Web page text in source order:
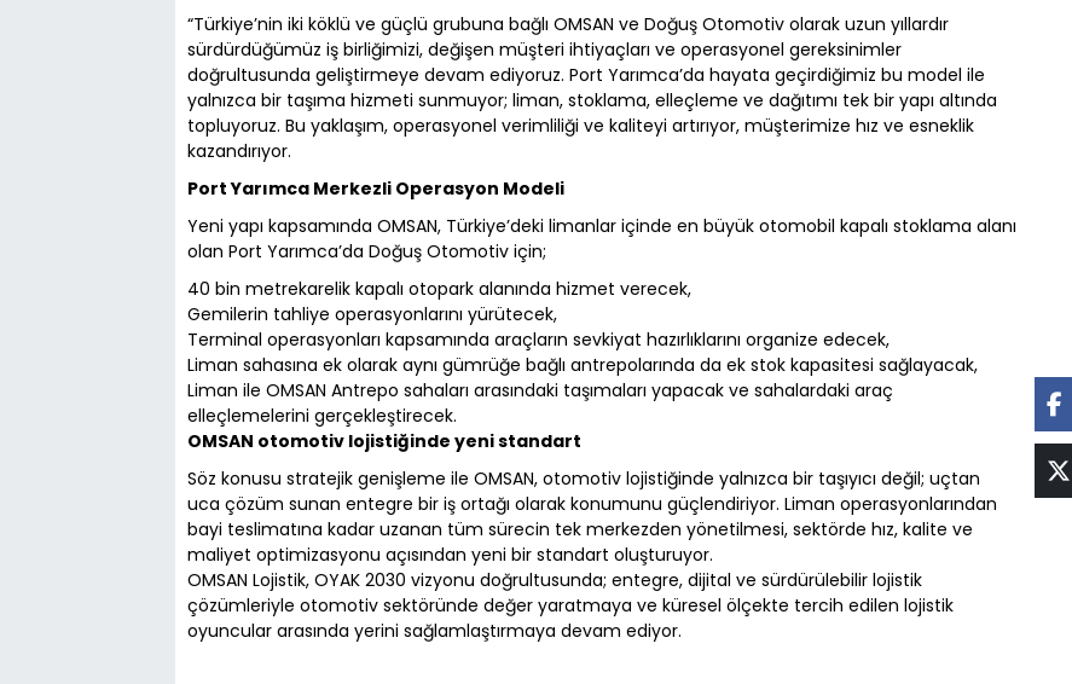
“Türkiye’nin iki köklü ve güçlü grubuna bağlı OMSAN ve Doğuş Otomotiv olarak uzun yıllardır
sürdürdüğümüz iş birliğimizi, değişen müşteri ihtiyaçları ve operasyonel gereksinimler
doğrultusunda geliştirmeye devam ediyoruz. Port Yarımca’da hayata geçirdiğimiz bu model ile
yalnızca bir taşıma hizmeti sunmuyor; liman, stoklama, elleçleme ve dağıtımı tek bir yapı altında
topluyoruz. Bu yaklaşım, operasyonel verimliliği ve kaliteyi artırıyor, müşterimize hız ve esneklik
kazandırıyor.
Port Yarımca Merkezli Operasyon Modeli
Yeni yapı kapsamında OMSAN, Türkiye’deki limanlar içinde en büyük otomobil kapalı stoklama alanı
olan Port Yarımca’da Doğuş Otomotiv için;
40 bin metrekarelik kapalı otopark alanında hizmet verecek,
Gemilerin tahliye operasyonlarını yürütecek,
Terminal operasyonları kapsamında araçların sevkiyat hazırlıklarını organize edecek,
Liman sahasına ek olarak aynı gümrüğe bağlı antrepolarında da ek stok kapasitesi sağlayacak,
Liman ile OMSAN Antrepo sahaları arasındaki taşımaları yapacak ve sahalardaki araç
elleçlemelerini gerçekleştirecek.
OMSAN otomotiv lojistiğinde yeni standart
Söz konusu stratejik genişleme ile OMSAN, otomotiv lojistiğinde yalnızca bir taşıyıcı değil; uçtan
uca çözüm sunan entegre bir iş ortağı olarak konumunu güçlendiriyor. Liman operasyonlarından
bayi teslimatına kadar uzanan tüm sürecin tek merkezden yönetilmesi, sektörde hız, kalite ve
maliyet optimizasyonu açısından yeni bir standart oluşturuyor.
OMSAN Lojistik, OYAK 2030 vizyonu doğrultusunda; entegre, dijital ve sürdürülebilir lojistik
çözümleriyle otomotiv sektöründe değer yaratmaya ve küresel ölçekte tercih edilen lojistik
oyuncular arasında yerini sağlamlaştırmaya devam ediyor.